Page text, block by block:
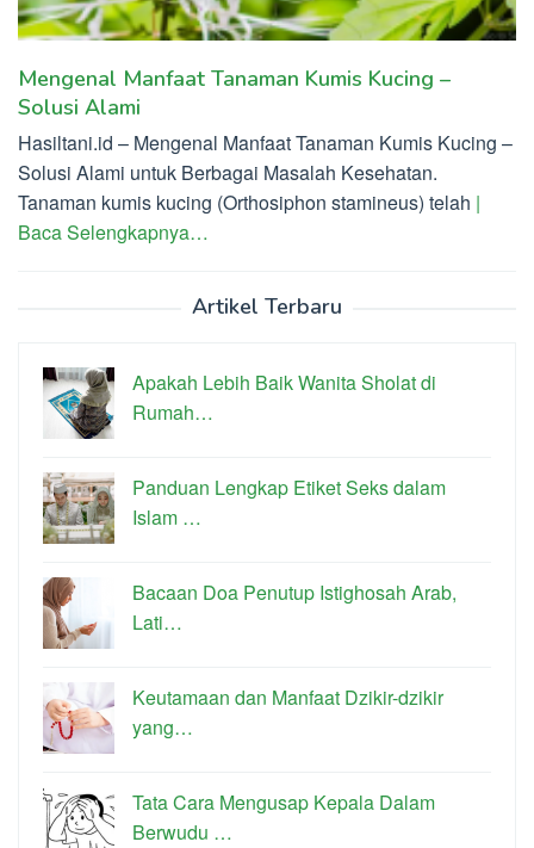
Mengenal Manfaat Tanaman Kumis Kucing –
Solusi Alami
Hasiltani.id – Mengenal Manfaat Tanaman Kumis Kucing –
Solusi Alami untuk Berbagai Masalah Kesehatan.
Tanaman kumis kucing (Orthosiphon stamineus) telah |
Baca Selengkapnya…
Artikel Terbaru
Apakah Lebih Baik Wanita Sholat di
Rumah…
Panduan Lengkap Etiket Seks dalam
Islam …
Bacaan Doa Penutup Istighosah Arab,
Lati…
Keutamaan dan Manfaat Dzikir-dzikir
yang…
Tata Cara Mengusap Kepala Dalam
Berwudu …